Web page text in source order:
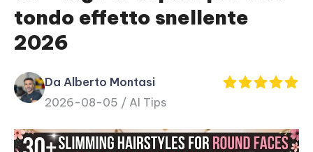
ReiBoot
for iOS
PDNob
PDF
Editor
New
tondo effetto snellente
2026
Da Alberto Montasi
2026-08-05 / AI Tips